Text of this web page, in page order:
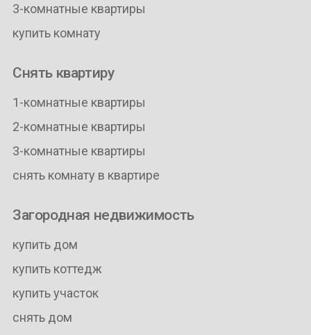
3-комнатные квартиры
купить комнату
Снять квартиру
1-комнатные квартиры
2-комнатные квартиры
3-комнатные квартиры
снять комнату в квартире
Загородная недвижимость
купить дом
купить коттедж
купить участок
снять дом